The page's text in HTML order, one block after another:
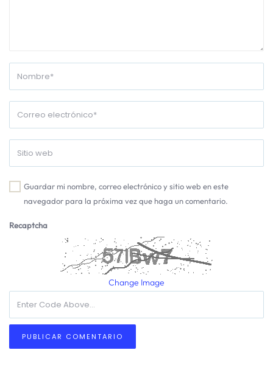
Guardar mi nombre, correo electrónico y sitio web en este
navegador para la próxima vez que haga un comentario.
Recaptcha
Change Image